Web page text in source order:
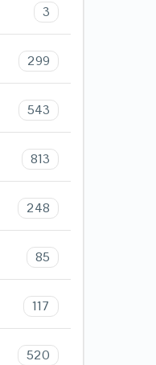
3
299
543
813
248
85
117
520